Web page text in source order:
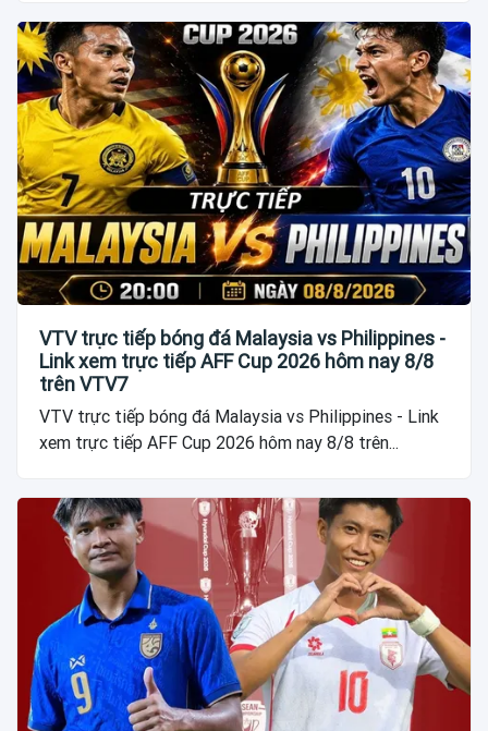
VTV trực tiếp bóng đá Malaysia vs Philippines -
Link xem trực tiếp AFF Cup 2026 hôm nay 8/8
trên VTV7
VTV trực tiếp bóng đá Malaysia vs Philippines - Link
xem trực tiếp AFF Cup 2026 hôm nay 8/8 trên...